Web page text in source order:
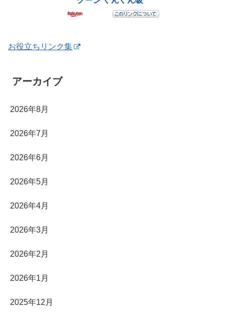
お役立ちリンク集
アーカイブ
2026年8月
2026年7月
2026年6月
2026年5月
2026年4月
2026年3月
2026年2月
2026年1月
2025年12月